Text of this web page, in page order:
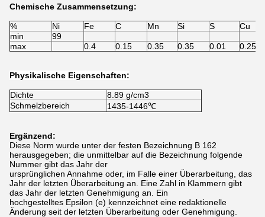
Chemische Zusammensetzung:
% Ni Fe C Mn Si S
Cu
min
99
max
0.4 0.15 0.35 0.35 0.01 0.25
Physikalische Eigenschaften:
Dichte
8.89 g/cm3
Schmelzbereich
1435-1446℃
Ergänzend:
Diese Norm wurde unter der festen Bezeichnung B 162
herausgegeben; die unmittelbar auf die Bezeichnung folgende
Nummer gibt das Jahr der
ursprünglichen Annahme oder, im Falle einer Überarbeitung, das
Jahr der letzten Überarbeitung an. Eine Zahl in Klammern gibt
das Jahr der letzten Genehmigung an. Ein
hochgestelltes Epsilon (e) kennzeichnet eine redaktionelle
Änderung seit der letzten Überarbeitung oder Genehmigung.